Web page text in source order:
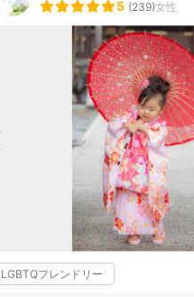
5 (239)女性
LGBTQフレンドリー